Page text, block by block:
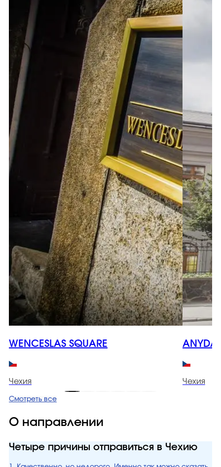
WENCESLAS SQUARE
Чехия Чехия
Смотреть все
О направлении
Четыре причины отправиться в Чехию